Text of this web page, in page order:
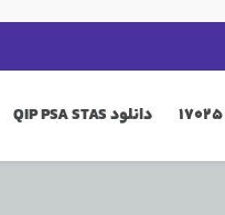
دانلود QIP PSA STAS